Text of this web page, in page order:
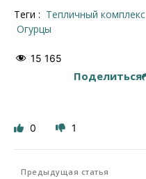
Теги : тепличный комплекс
огурцы
15 165
Поделиться
0 1
Предыдущая статья